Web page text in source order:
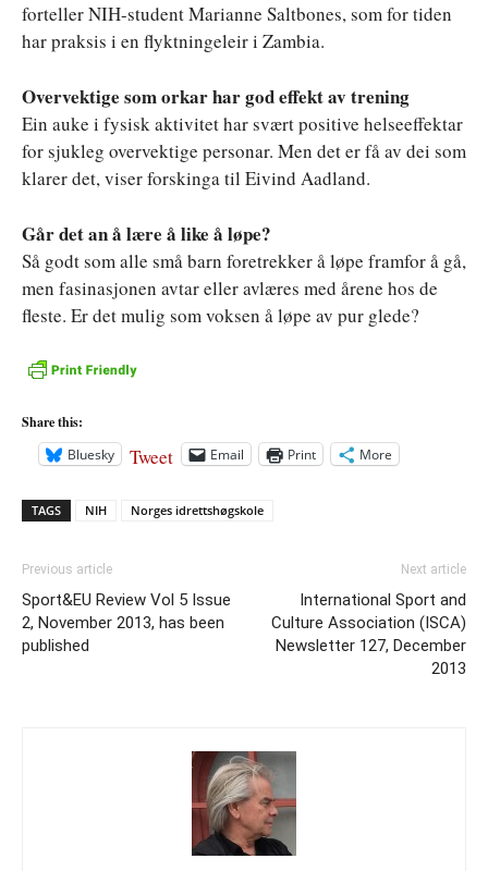
forteller NIH-student Marianne Saltbones, som for tiden
har praksis i en flyktningeleir i Zambia.
Overvektige som orkar har god effekt av trening
Ein auke i fysisk aktivitet har svært positive helseeffektar
for sjukleg overvektige personar. Men det er få av dei som
klarer det, viser forskinga til Eivind Aadland.
Går det an å lære å like å løpe?
Så godt som alle små barn foretrekker å løpe framfor å gå,
men fasinasjonen avtar eller avlæres med årene hos de
fleste. Er det mulig som voksen å løpe av pur glede?
Share this:
Bluesky
Tweet Email Print More
TAGS NIH Norges idrettshøgskole
Previous article
Sport&EU Review Vol 5 Issue
2, November 2013, has been
published
Next article
International Sport and
Culture Association (ISCA)
Newsletter 127, December
2013